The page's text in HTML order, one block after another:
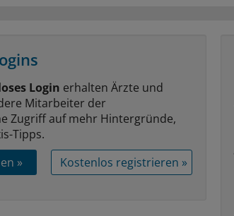
Login erhalten Ärzte und
Mitarbeiter der
Zugriff auf mehr Hintergründe,
Tipps.
»
Kostenlos registrieren »